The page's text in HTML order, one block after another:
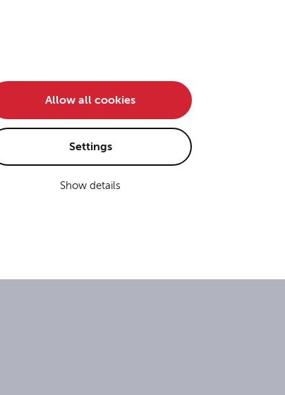
Allow all cookies
Settings
Show details
Kontakt